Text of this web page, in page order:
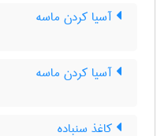
آسیا کردن ماسه
آسیا کردن ماسه
کاغذ سنباده